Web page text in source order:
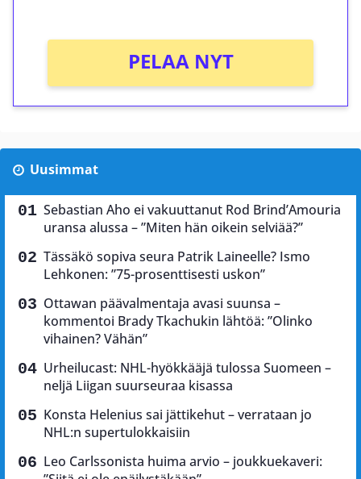
PELAA NYT
Uusimmat
Sebastian Aho ei vakuuttanut Rod Brind’Amouria
uransa alussa – ”Miten hän oikein selviää?”
Tässäkö sopiva seura Patrik Laineelle? Ismo
Lehkonen: ”75-prosenttisesti uskon”
Ottawan päävalmentaja avasi suunsa –
kommentoi Brady Tkachukin lähtöä: ”Olinko
vihainen? Vähän”
Urheilucast: NHL-hyökkääjä tulossa Suomeen –
neljä Liigan suurseuraa kisassa
Konsta Helenius sai jättikehut – verrataan jo
NHL:n supertulokkaisiin
Leo Carlssonista huima arvio – joukkuekaveri: